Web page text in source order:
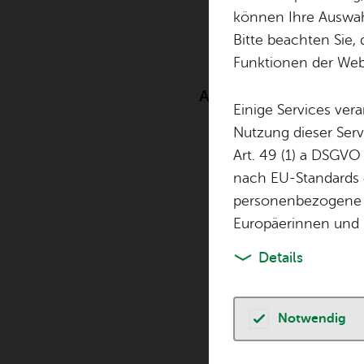
Anzeige zum
Seit 1.
Betriebe
ohne
der Antrag
können Ihre
Bitte beachten
Funktionen der
Einige Services
Nutzung dieser
Art. 49 (1) a
nach EU-
Europäerinnen
Details
Notwendig